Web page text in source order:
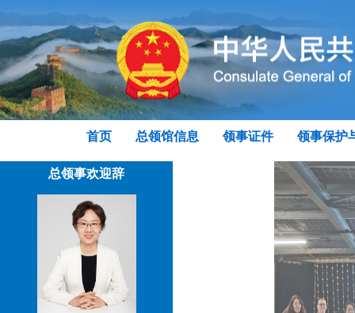
首页 总领馆信息 领事证件 领事保护
总领事欢迎辞